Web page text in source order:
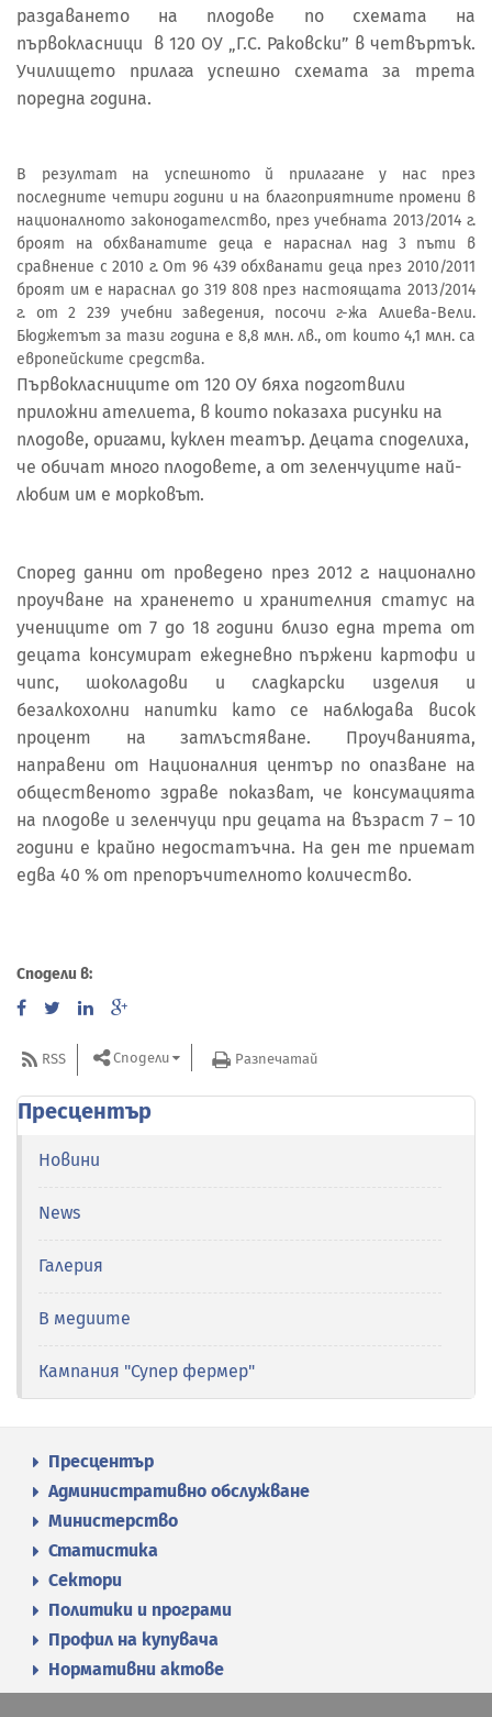
раздаването на плодове по схемата на
първокласници в 120 ОУ „Г.С. Раковски” в четвъртък.
Училището прилага успешно схемата за трета
поредна година.
В резултат на успешното й прилагане у нас през
последните четири години и на благоприятните промени в
националното законодателство, през учебната 2013/2014 г.
броят на обхванатите деца е нараснал над 3 пъти в
сравнение с 2010 г. От 96 439 обхванати деца през 2010/2011
броят им е нараснал до 319 808 през настоящата 2013/2014
г. от 2 239 учебни заведения, посочи г-жа Алиева-Вели.
Бюджетът за тази година е 8,8 млн. лв., от които 4,1 млн. са
европейските средства.
Първокласниците от 120 ОУ бяха подготвили
приложни ателиета, в които показаха рисунки на
плодове, оригами, куклен театър. Децата споделиха,
че обичат много плодовете, а от зеленчуците най-
любим им е морковът.
Според данни от проведено през 2012 г. национално
проучване на храненето и хранителния статус на
учениците от 7 до 18 години близо една трета от
децата консумират ежедневно пържени картофи и
чипс, шоколадови и сладкарски изделия и
безалкохолни напитки като се наблюдава висок
процент на затлъстяване. Проучванията,
направени от Националния център по опазване на
общественото здраве показват, че консумацията
на плодове и зеленчуци при децата на възраст 7 – 10
години е крайно недостатъчна. На ден те приемат
едва 40 % от препоръчителното количество.
Сподели в:
RSS Сподели Разпечатай
Пресцентър
Новини
News
Галерия
В медиите
Кампания "Супер фермер"
Пресцентър
Административно обслужване
Министерство
Статистика
Сектори
Политики и програми
Профил на купувача
Нормативни актове